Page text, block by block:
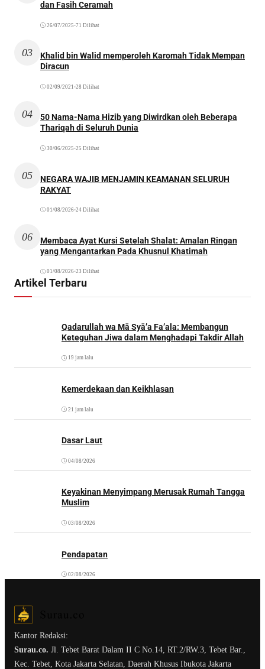
dan Fasih Ceramah
26/07/2025 •71 Dilihat
03
Khalid bin Walid memperoleh Karomah Tidak Mempan
Diracun
02/09/2021 •28 Dilihat
04
50 Nama-Nama Hizib yang Diwirdkan oleh Beberapa
Thariqah di Seluruh Dunia
30/06/2025 •25 Dilihat
05
NEGARA WAJIB MENJAMIN KEAMANAN SELURUH
RAKYAT
01/08/2026•24 Dilihat
06
Membaca Ayat Kursi Setelah Shalat: Amalan Ringan
yang Mengantarkan Pada Khusnul Khatimah
01/08/2026•23 Dilihat
Artikel Terbaru
Qadarullah wa Mā Syā’a Fa’ala: Membangun
Keteguhan Jiwa dalam Menghadapi Takdir Allah
19 jam lalu
Kemerdekaan dan Keikhlasan
21 jam lalu
Dasar Laut
04/08/2026
Keyakinan Menyimpang Merusak Rumah Tangga
Muslim
03/08/2026
Pendapatan
02/08/2026
Kantor Redaksi:
Surau.co. Jl. Tebet Barat Dalam II C No.14, RT.2/RW.3, Tebet Bar.,
Kec. Tebet, Kota Jakarta Selatan, Daerah Khusus Ibukota Jakarta